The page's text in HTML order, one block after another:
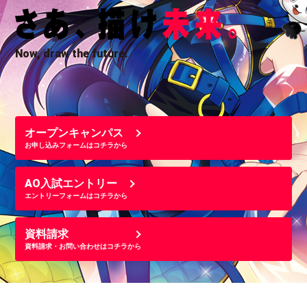
Now, draw the future.
オープンキャンパス
お申し込みフォームはコチラから
AO入試エントリー
エントリーフォームはコチラから
資料請求
資料請求・お問い合わせはコチラから